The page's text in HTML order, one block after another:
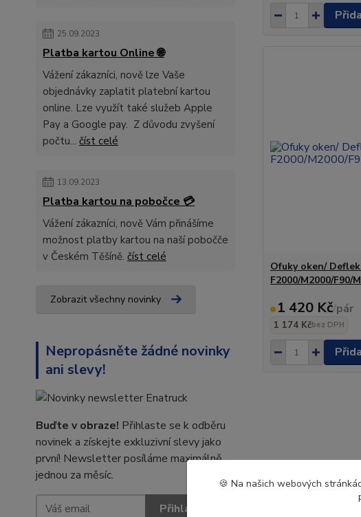
25.09.2023
Platba kartou Online 🌐
Vážení zákazníci, nově lze Vaše
objednávky zaplatit platební kartou
online. Lze využít také služeb Apple
Pay a Google pay. Z důvodu zvyšení
počtu... číst celé
13.09.2023
Platba kartou na pobočce 💳
Vážení zákazníci, nově Vám přinášíme
možnost platby kartou na naší pobočče
v Českém Těšíně. číst celé
Zobrazit všechny novinky
Nepropásněte žádné novinky
ani slevy!
Buďte v obraze! Přihlaste se k odběru
novinek a získejte exkluzivní slevy jako
první! Newsletter posíláme maximálně
jednou za měsíc.
Přihlásit se
Ofuky oken/
F2000/M2000/F90/
1 420 Kč/pár
1 174 Kčbez DPH
🍪 Na našich webových